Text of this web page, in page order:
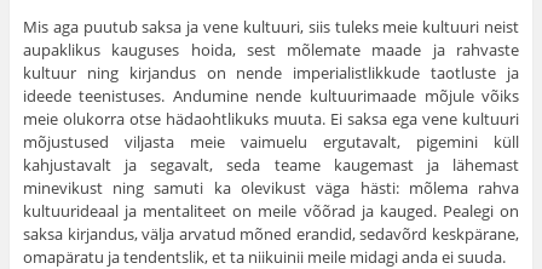
Mis aga puutub saksa ja vene kultuuri, siis tuleks meie kultuuri neist
aupaklikus kauguses hoida, sest mõlemate maade ja rahvaste
kultuur ning kirjandus on nende imperialistlikkude taotluste ja
ideede teenistuses. Andu­mine nende kultuurimaade mõjule võiks
meie olukorra otse hädaohtlikuks muuta. Ei saksa ega vene kultuuri
mõjustused viljasta meie vaimuelu ergu­tavalt, pigemini küll
kahjustavalt ja segavalt, seda teame kaugemast ja lähe­mast
minevikust ning samuti ka olevikust väga hästi: mõlema rahva
kultuurideaal ja mentaliteet on meile võõrad ja kauged. Pealegi on
saksa kirjandus, välja arvatud mõned erandid, sedavõrd keskpärane,
omapäratu ja tendentslik, et ta niikuinii meile midagi anda ei suuda.